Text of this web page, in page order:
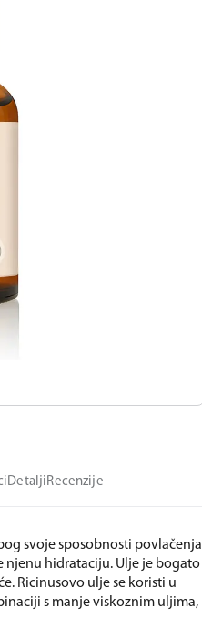
DetaljiRecenzije
svoje sposobnosti povlačenja
njenu hidrataciju. Ulje je bogato
Ricinusovo ulje se koristi u
s manje viskoznim uljima,